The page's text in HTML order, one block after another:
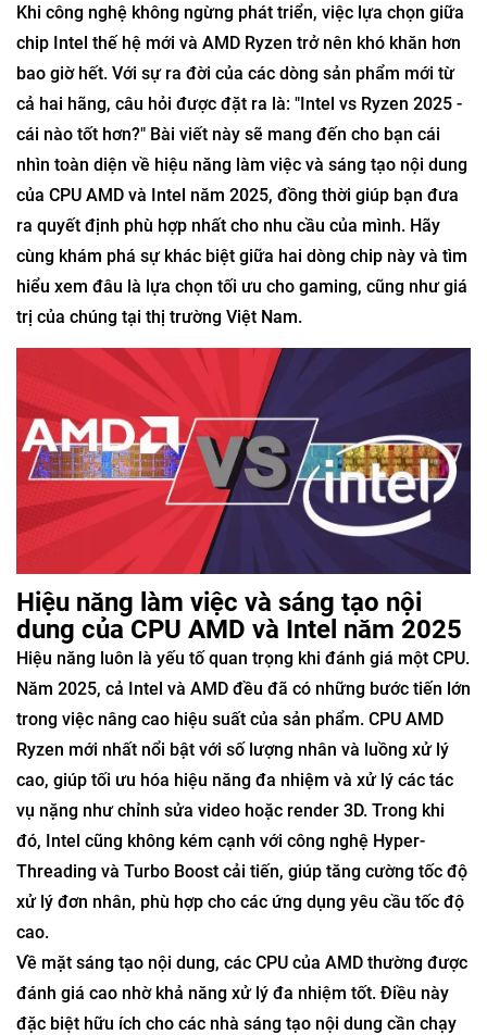
Khi công nghệ không ngừng phát triển, việc lựa chọn giữa
chip Intel thế hệ mới và AMD Ryzen trở nên khó khăn hơn
bao giờ hết. Với sự ra đời của các dòng sản phẩm mới từ
cả hai hãng, câu hỏi được đặt ra là: "Intel vs Ryzen 2025 -
cái nào tốt hơn?" Bài viết này sẽ mang đến cho bạn cái
nhìn toàn diện về hiệu năng làm việc và sáng tạo nội dung
của CPU AMD và Intel năm 2025, đồng thời giúp bạn đưa
ra quyết định phù hợp nhất cho nhu cầu của mình. Hãy
cùng khám phá sự khác biệt giữa hai dòng chip này và tìm
hiểu xem đâu là lựa chọn tối ưu cho gaming, cũng như giá
trị của chúng tại thị trường Việt Nam.
Hiệu năng làm việc và sáng tạo nội
dung của CPU AMD và Intel năm 2025
Hiệu năng luôn là yếu tố quan trọng khi đánh giá một CPU.
Năm 2025, cả Intel và AMD đều đã có những bước tiến lớn
trong việc nâng cao hiệu suất của sản phẩm. CPU AMD
Ryzen mới nhất nổi bật với số lượng nhân và luồng xử lý
cao, giúp tối ưu hóa hiệu năng đa nhiệm và xử lý các tác
vụ nặng như chỉnh sửa video hoặc render 3D. Trong khi
đó, Intel cũng không kém cạnh với công nghệ Hyper-
Threading và Turbo Boost cải tiến, giúp tăng cường tốc độ
xử lý đơn nhân, phù hợp cho các ứng dụng yêu cầu tốc độ
cao.
Về mặt sáng tạo nội dung, các CPU của AMD thường được
đánh giá cao nhờ khả năng xử lý đa nhiệm tốt. Điều này
đặc biệt hữu ích cho các nhà sáng tạo nội dung cần chạy